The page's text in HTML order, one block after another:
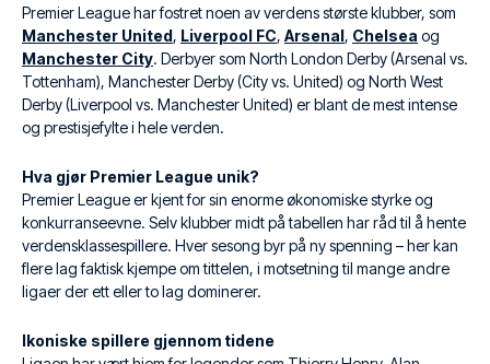
Premier League har fostret noen av verdens største klubber, som
Manchester United, Liverpool FC, Arsenal, Chelsea og
Manchester City. Derbyer som North London Derby (Arsenal vs.
Tottenham), Manchester Derby (City vs. United) og North West
Derby (Liverpool vs. Manchester United) er blant de mest intense
og prestisjefylte i hele verden.
Hva gjør Premier League unik?
Premier League er kjent for sin enorme økonomiske styrke og
konkurranseevne. Selv klubber midt på tabellen har råd til å hente
verdensklassespillere. Hver sesong byr på ny spenning – her kan
flere lag faktisk kjempe om tittelen, i motsetning til mange andre
ligaer der ett eller to lag dominerer.
Ikoniske spillere gjennom tidene